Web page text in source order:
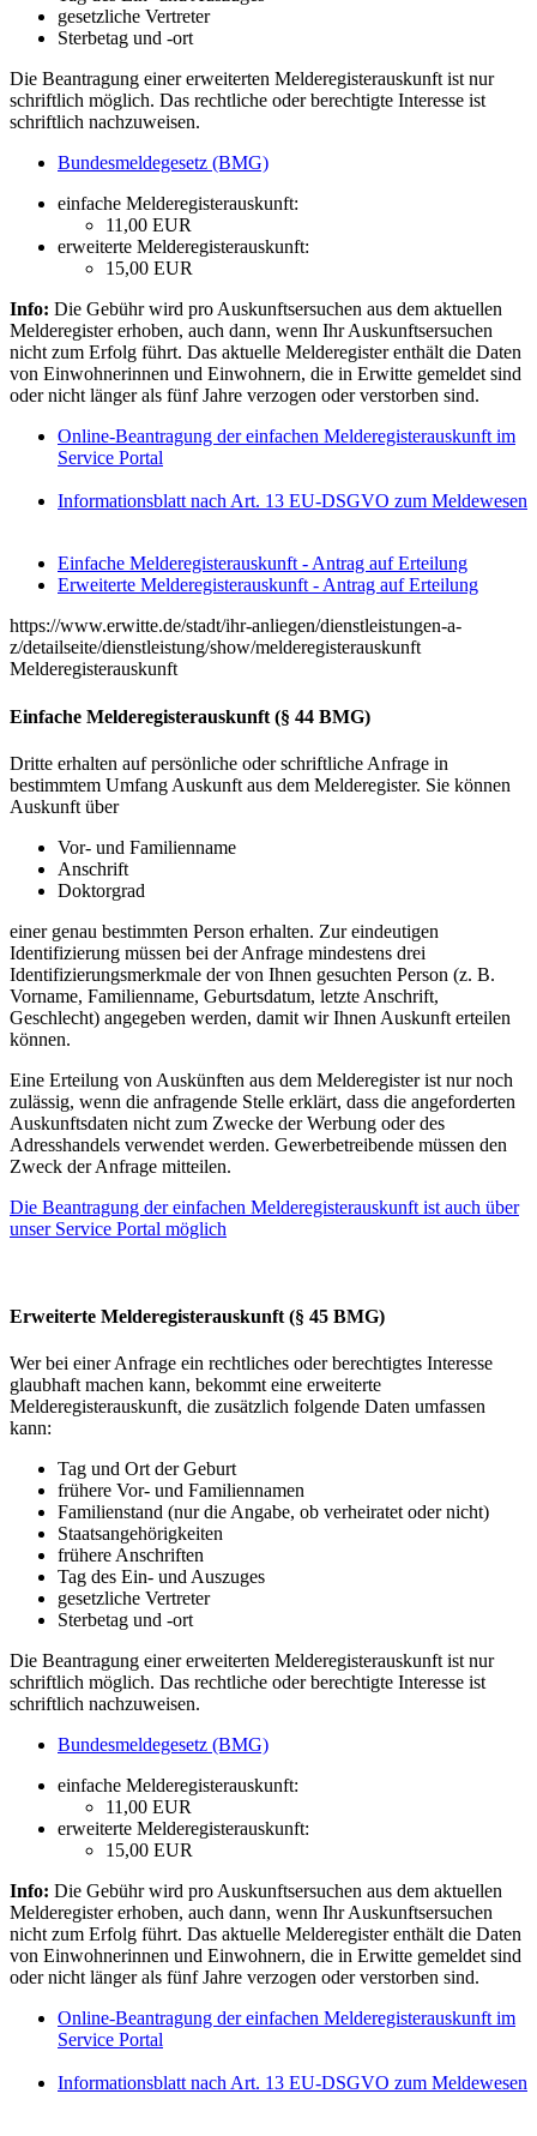
gesetzliche Vertreter
Sterbetag und -ort
Die Beantragung einer erweiterten Melderegisterauskunft ist nur
schriftlich möglich. Das rechtliche oder berechtigte Interesse ist
schriftlich nachzuweisen.
Bundesmeldegesetz (BMG)
einfache Melderegisterauskunft:
11,00 EUR
erweiterte Melderegisterauskunft:
15,00 EUR
Info: Die Gebühr wird pro Auskunftsersuchen aus dem aktuellen
Melderegister erhoben, auch dann, wenn Ihr Auskunftsersuchen
nicht zum Erfolg führt. Das aktuelle Melderegister enthält die Daten
von Einwohnerinnen und Einwohnern, die in Erwitte gemeldet sind
oder nicht länger als fünf Jahre verzogen oder verstorben sind.
Online-Beantragung der einfachen Melderegisterauskunft im
Service Portal
Informationsblatt nach Art. 13 EU-DSGVO zum Meldewesen
Einfache Melderegisterauskunft - Antrag auf Erteilung
Erweiterte Melderegisterauskunft - Antrag auf Erteilung
https://www.erwitte.de/stadt/ihr-anliegen/dienstleistungen-a-
z/detailseite/dienstleistung/show/melderegisterauskunft
Melderegisterauskunft
Einfache Melderegisterauskunft (§ 44 BMG)
Dritte erhalten auf persönliche oder schriftliche Anfrage in
bestimmtem Umfang Auskunft aus dem Melderegister. Sie können
Auskunft über
Vor- und Familienname
Anschrift
Doktorgrad
einer genau bestimmten Person erhalten. Zur eindeutigen
Identifizierung müssen bei der Anfrage mindestens drei
Identifizierungsmerkmale der von Ihnen gesuchten Person (z. B.
Vorname, Familienname, Geburtsdatum, letzte Anschrift,
Geschlecht) angegeben werden, damit wir Ihnen Auskunft erteilen
können.
Eine Erteilung von Auskünften aus dem Melderegister ist nur noch
zulässig, wenn die anfragende Stelle erklärt, dass die angeforderten
Auskunftsdaten nicht zum Zwecke der Werbung oder des
Adresshandels verwendet werden. Gewerbetreibende müssen den
Zweck der Anfrage mitteilen.
Die Beantragung der einfachen Melderegisterauskunft ist auch über
unser Service Portal möglich
Erweiterte Melderegisterauskunft (§ 45 BMG)
Wer bei einer Anfrage ein rechtliches oder berechtigtes Interesse
glaubhaft machen kann, bekommt eine erweiterte
Melderegisterauskunft, die zusätzlich folgende Daten umfassen
kann:
Tag und Ort der Geburt
frühere Vor- und Familiennamen
Familienstand (nur die Angabe, ob verheiratet oder nicht)
Staatsangehörigkeiten
frühere Anschriften
Tag des Ein- und Auszuges
gesetzliche Vertreter
Sterbetag und -ort
Die Beantragung einer erweiterten Melderegisterauskunft ist nur
schriftlich möglich. Das rechtliche oder berechtigte Interesse ist
schriftlich nachzuweisen.
Bundesmeldegesetz (BMG)
einfache Melderegisterauskunft:
11,00 EUR
erweiterte Melderegisterauskunft:
15,00 EUR
Info: Die Gebühr wird pro Auskunftsersuchen aus dem aktuellen
Melderegister erhoben, auch dann, wenn Ihr Auskunftsersuchen
nicht zum Erfolg führt. Das aktuelle Melderegister enthält die Daten
von Einwohnerinnen und Einwohnern, die in Erwitte gemeldet sind
oder nicht länger als fünf Jahre verzogen oder verstorben sind.
Online-Beantragung der einfachen Melderegisterauskunft im
Service Portal
Informationsblatt nach Art. 13 EU-DSGVO zum Meldewesen